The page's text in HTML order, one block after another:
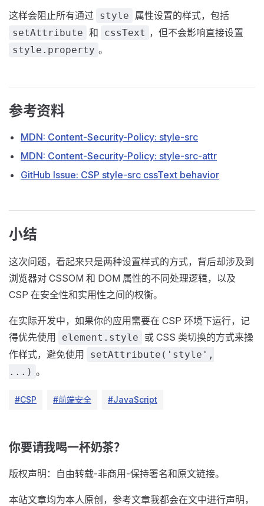
这样会阻止所有通过 style 属性设置的样式，包括
setAttribute 和 cssText ，但不会影响直接设置
style.property 。
参考资料
MDN: Content-Security-Policy: style-src
MDN: Content-Security-Policy: style-src-attr
GitHub Issue: CSP style-src cssText behavior
小结
这次问题，看起来只是两种设置样式的方式，背后却涉及到
浏览器对 CSSOM 和 DOM 属性的不同处理逻辑，以及
CSP 在安全性和实用性之间的权衡。
在实际开发中，如果你的应用需要在 CSP 环境下运行，记
得优先使用
element.style
或 CSS 类切换的方式来操
作样式，避免使用
setAttribute('style',
...) 。
#CSP #前端安全 #JavaScript
你要请我喝一杯奶茶？
版权声明：自由转载-非商用-保持署名和原文链接。
本站文章均为本人原创，参考文章我都会在文中进行声明，